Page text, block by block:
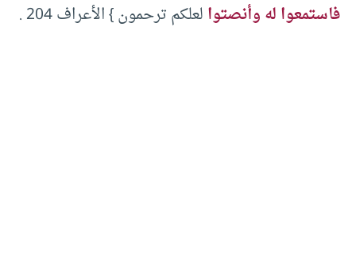
فاستمعوا له وأنصتوالعلكم ترحمون } الأعراف 204 .